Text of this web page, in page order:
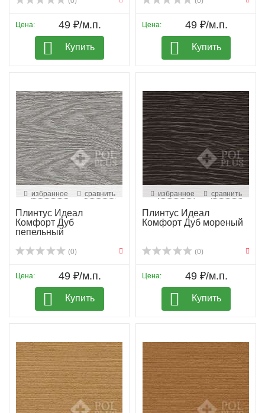
Цена: 49 ₽/м.п.
Купить
Цена: 49 ₽/м.п.
Купить
избранное сравнить
Плинтус Идеал
Комфорт Дуб
пепельный
(0)
Цена: 49 ₽/м.п.
Купить
избранное сравнить
Плинтус Идеал
Комфорт Дуб мореный
(0)
Цена: 49 ₽/м.п.
Купить